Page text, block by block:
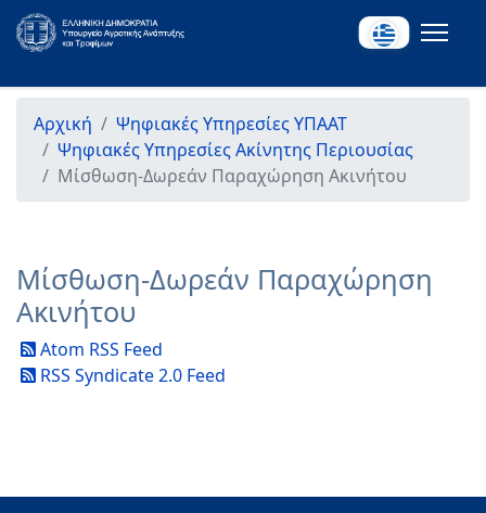
Αρχική
Ψηφιακές Υπηρεσίες ΥΠΑΑΤ
Ψηφιακές Υπηρεσίες Ακίνητης Περιουσίας
Μίσθωση-Δωρεάν Παραχώρηση Ακινήτου
Μίσθωση-Δωρεάν Παραχώρηση
Ακινήτου
Atom RSS Feed
RSS Syndicate 2.0 Feed